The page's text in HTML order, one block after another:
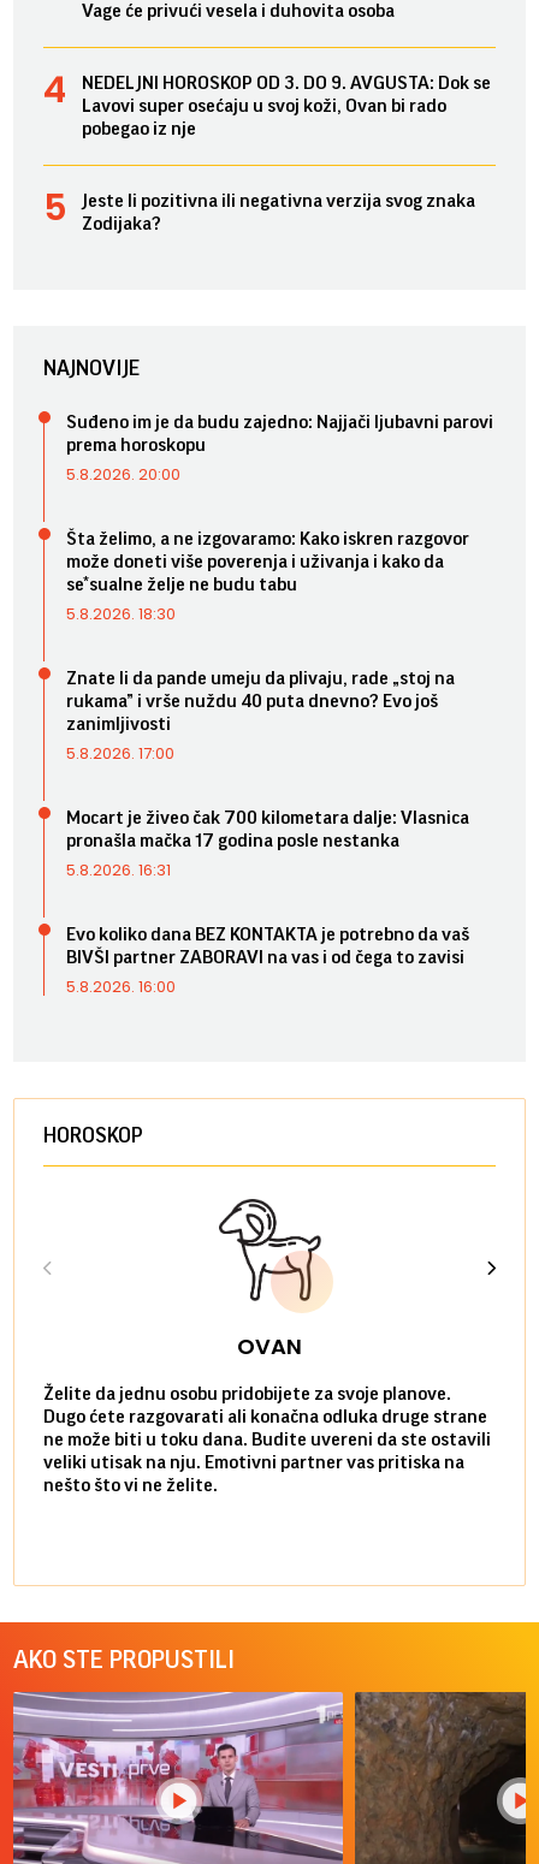
Vage će privući vesela i duhovita osoba
NEDELJNI HOROSKOP OD 3. DO 9. AVGUSTA: Dok se
Lavovi super osećaju u svoj koži, Ovan bi rado
pobegao iz nje
Jeste li pozitivna ili negativna verzija svog znaka
Zodijaka?
NAJNOVIJE
Suđeno im je da budu zajedno: Najjači ljubavni parovi
prema horoskopu
5.8.2026. 20:00
Šta želimo, a ne izgovaramo: Kako iskren razgovor
može doneti više poverenja i uživanja i kako da
se*sualne želje ne budu tabu
5.8.2026. 18:30
Znate li da pande umeju da plivaju, rade „stoj na
rukama” i vrše nuždu 40 puta dnevno? Evo još
zanimljivosti
5.8.2026. 17:00
Mocart je živeo čak 700 kilometara dalje: Vlasnica
pronašla mačka 17 godina posle nestanka
5.8.2026. 16:31
Evo koliko dana BEZ KONTAKTA je potrebno da vaš
BIVŠI partner ZABORAVI na vas i od čega to zavisi
5.8.2026. 16:00
HOROSKOP
OVAN
Želite da jednu osobu pridobijete za svoje planove.
Dugo ćete razgovarati ali konačna odluka druge strane
ne može biti u toku dana. Budite uvereni da ste ostavili
veliki utisak na nju. Emotivni partner vas pritiska na
nešto što vi ne želite.
AKO STE PROPUSTILI